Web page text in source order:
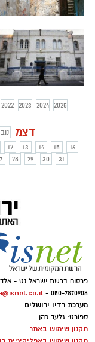
2022 2023 2024 2025
נוב
דצמ
12 13 14 15
16
28 29 30 31
פרסום ברשת ישראל נט -
050-7870908 -
מערכת רדיו ירושלים
ספורט: גלעד כהן
תקנון שימוש באתר